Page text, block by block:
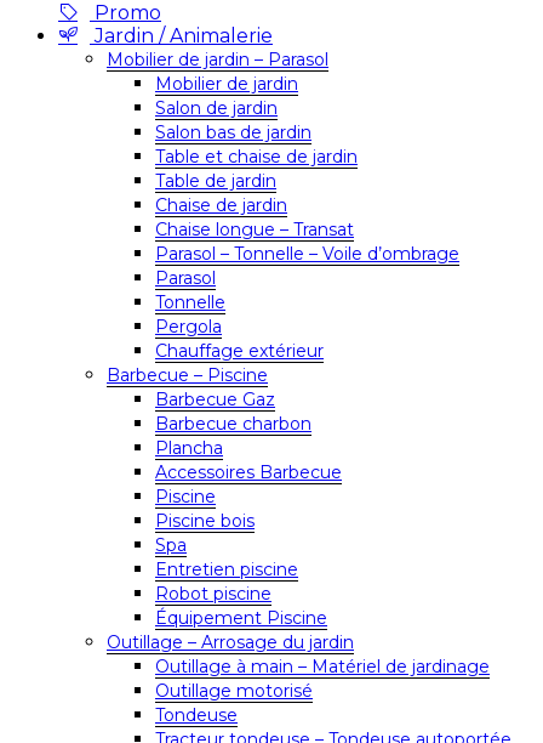
Promo
Jardin / Animalerie
Mobilier de jardin – Parasol
Mobilier de jardin
Salon de jardin
Salon bas de jardin
Table et chaise de jardin
Table de jardin
Chaise de jardin
Chaise longue – Transat
Parasol – Tonnelle – Voile d’ombrage
Parasol
Tonnelle
Pergola
Chauffage extérieur
Barbecue – Piscine
Barbecue Gaz
Barbecue charbon
Plancha
Accessoires Barbecue
Piscine
Piscine bois
Spa
Entretien piscine
Robot piscine
Équipement Piscine
Outillage – Arrosage du jardin
Outillage à main – Matériel de jardinage
Outillage motorisé
Tondeuse